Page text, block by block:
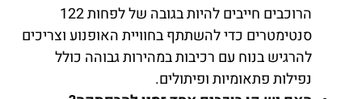
הרוכבים חייבים להיות בגובה של לפחות 122
סנטימטרים כדי להשתתף בחוויית האופנוע וצריכים
להרגיש בנוח עם רכיבות במהירות גבוהה כולל
נפילות פתאומיות ופיתולים.